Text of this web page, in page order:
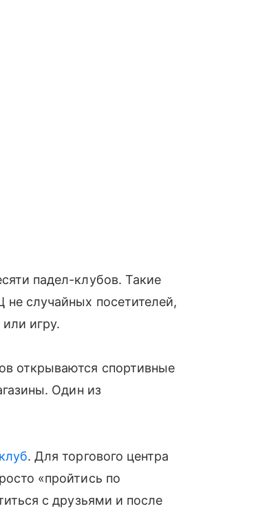
падел-клубов. Такие
случайных посетителей,
игру.
открываются спортивные
Один из
. Для торгового центра
«пройтись по
с друзьями и после